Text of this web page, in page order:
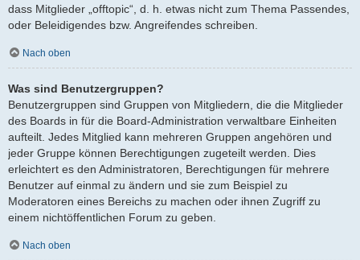
dass Mitglieder „offtopic“, d. h. etwas nicht zum Thema Passendes,
oder Beleidigendes bzw. Angreifendes schreiben.
Nach oben
Was sind Benutzergruppen?
Benutzergruppen sind Gruppen von Mitgliedern, die die Mitglieder
des Boards in für die Board-Administration verwaltbare Einheiten
aufteilt. Jedes Mitglied kann mehreren Gruppen angehören und
jeder Gruppe können Berechtigungen zugeteilt werden. Dies
erleichtert es den Administratoren, Berechtigungen für mehrere
Benutzer auf einmal zu ändern und sie zum Beispiel zu
Moderatoren eines Bereichs zu machen oder ihnen Zugriff zu
einem nichtöffentlichen Forum zu geben.
Nach oben